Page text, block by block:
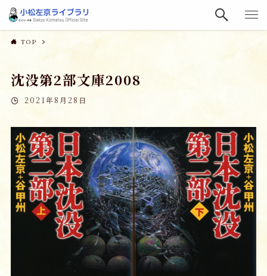
TOP
沈没第2部文庫2008
2021年8月28日